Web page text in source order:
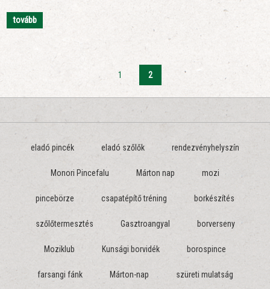
tovább
1 2
eladó pincék eladó szőlők rendezvényhelyszín
Monori Pincefalu Márton nap mozi
pincebörze csapatépítő tréning borkészítés
szőlőtermesztés Gasztroangyal borverseny
Moziklub Kunsági borvidék borospince
farsangi fánk Márton-nap szüreti mulatság